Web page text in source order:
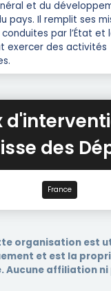
et du
pays. Il remplit ses
par l’État et
exercer des activités
des
France
organisation est
et est la
Aucune affiliation